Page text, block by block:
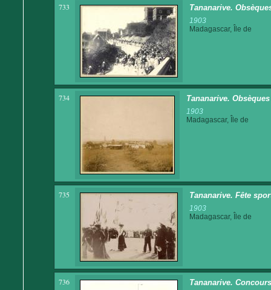
733 Tananarive.
1903
Madagascar, Île de
734 Tananarive.
1903
Madagascar, Île de
735 Tananarive. Fête
1903
Madagascar, Île de
736 Tananarive.